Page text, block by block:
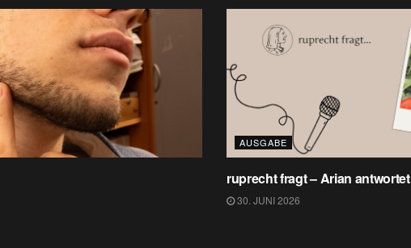
AUSGABE
ruprecht fragt – Arian antwortet
30. JUNI 2026